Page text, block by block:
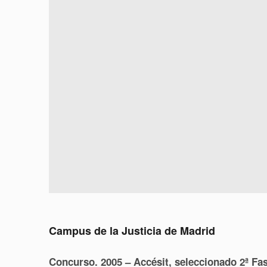
Campus de la Justicia de Madrid
Concurso. 2005 – Accésit, seleccionado 2ª